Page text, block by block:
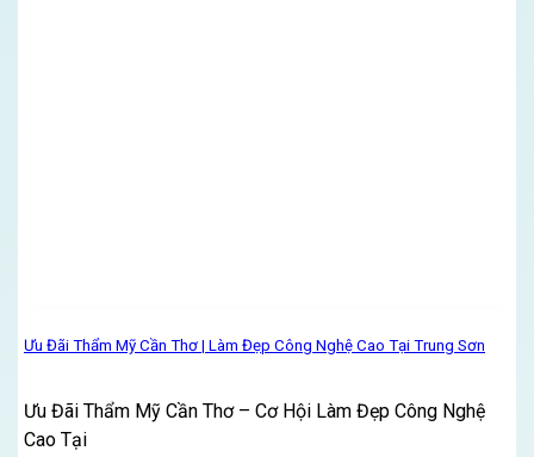
Ưu Đãi Thẩm Mỹ Cần Thơ | Làm Đẹp Công Nghệ Cao Tại Trung Sơn
Ưu Đãi Thẩm Mỹ Cần Thơ – Cơ Hội Làm Đẹp Công Nghệ
Cao Tại